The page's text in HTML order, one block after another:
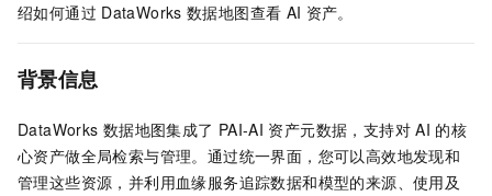
绍如何通过 DataWorks 数据地图查看 AI 资产。
背景信息
DataWorks 数据地图集成了 PAI-AI 资产元数据，支持对 AI 的核
心资产做全局检索与管理。通过统一界面，您可以高效地发现和
管理这些资源，并利用血缘服务追踪数据和模型的来源、使用及